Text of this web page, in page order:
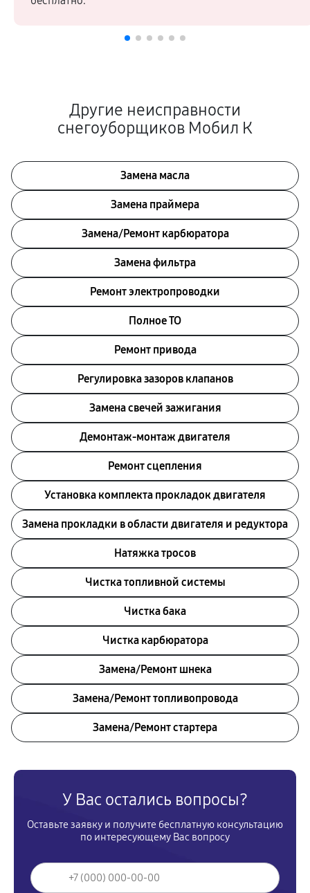
Другие неисправности
снегоуборщиков Мобил К
Замена масла
Замена праймера
Замена/Pемонт карбюратора
Замена фильтра
Ремонт электропроводки
Полное ТО
Ремонт привода
Регулировка зазоров клапанов
Замена свечей зажигания
Демонтаж-монтаж двигателя
Ремонт сцепления
Установка комплекта прокладок двигателя
Замена прокладки в области двигателя и редуктора
Натяжка тросов
Чистка топливной системы
Чистка бака
Чистка карбюратора
Замена/Pемонт шнека
Замена/Pемонт топливопровода
Замена/Pемонт стартера
У Вас остались вопросы?
Оставьте заявку и получите бесплатную консультацию
по интересующему Вас вопросу